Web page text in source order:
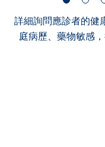
詳細詢問應診者的健
庭病歷、藥物敏感